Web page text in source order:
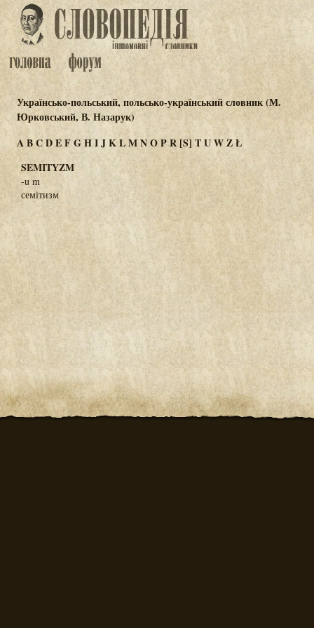
Українсько-польський, польсько-український словник (М.
Юрковський, В. Назарук)
ABCDEFGHIJKLMNOPR[S] TUWZŁ
SEMITYZM
-u m
семітизм